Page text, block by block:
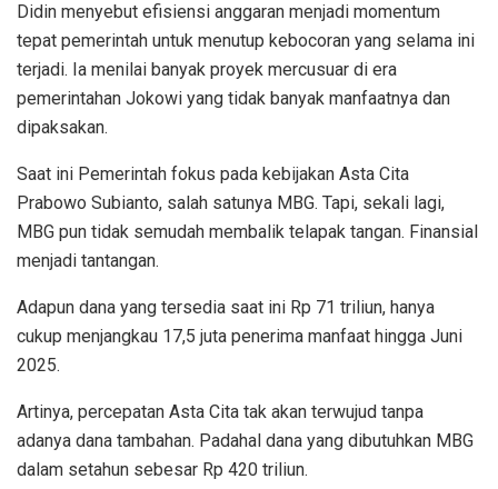
Didin menyebut efisiensi anggaran menjadi momentum
tepat pemerintah untuk menutup kebocoran yang selama ini
terjadi. Ia menilai banyak proyek mercusuar di era
pemerintahan Jokowi yang tidak banyak manfaatnya dan
dipaksakan.
Saat ini Pemerintah fokus pada kebijakan Asta Cita
Prabowo Subianto, salah satunya MBG. Tapi, sekali lagi,
MBG pun tidak semudah membalik telapak tangan. Finansial
menjadi tantangan.
Adapun dana yang tersedia saat ini Rp 71 triliun, hanya
cukup menjangkau 17,5 juta penerima manfaat hingga Juni
2025.
Artinya, percepatan Asta Cita tak akan terwujud tanpa
adanya dana tambahan. Padahal dana yang dibutuhkan MBG
dalam setahun sebesar Rp 420 triliun.